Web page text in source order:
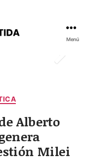
Menú
Alberto
Milei